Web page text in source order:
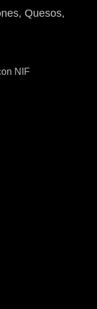
Quesos,
NIF